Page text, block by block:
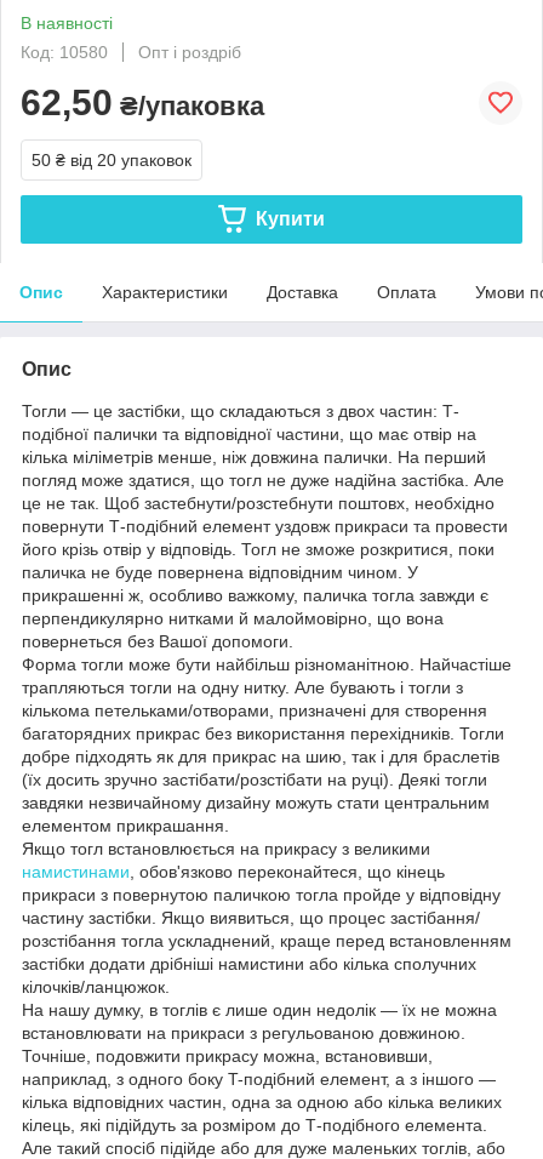
В наявності
Код: 10580
Опт і роздріб
62,50 ₴/упаковка
50 ₴ від 20 упаковок
Купити
Опис Характеристики Доставка Оплата Умови
Опис
Тогли — це застібки, що складаються з двох частин: Т-
подібної палички та відповідної частини, що має отвір на
кілька міліметрів менше, ніж довжина палички. На перший
погляд може здатися, що тогл не дуже надійна застібка. Але
це не так. Щоб застебнути/розстебнути поштовх, необхідно
повернути Т-подібний елемент уздовж прикраси та провести
його крізь отвір у відповідь. Тогл не зможе розкритися, поки
паличка не буде повернена відповідним чином. У
прикрашенні ж, особливо важкому, паличка тогла завжди є
перпендикулярно нитками й малоймовірно, що вона
повернеться без Вашої допомоги.
Форма тогли може бути найбільш різноманітною. Найчастіше
трапляються тогли на одну нитку. Але бувають і тогли з
кількома петельками/отворами, призначені для створення
багаторядних прикрас без використання перехідників. Тогли
добре підходять як для прикрас на шию, так і для браслетів
(їх досить зручно застібати/розстібати на руці). Деякі тогли
завдяки незвичайному дизайну можуть стати центральним
елементом прикрашання.
Якщо тогл встановлюється на прикрасу з великими
намистинами , обов'язково переконайтеся, що кінець
прикраси з повернутою паличкою тогла пройде у відповідну
частину застібки. Якщо виявиться, що процес застібання/
розстібання тогла ускладнений, краще перед встановленням
застібки додати дрібніші намистини або кілька сполучних
кілочків/ланцюжок.
На нашу думку, в тоглів є лише один недолік — їх не можна
встановлювати на прикраси з регульованою довжиною.
Точніше, подовжити прикрасу можна, встановивши,
наприклад, з одного боку T-подібний елемент, а з іншого —
кілька відповідних частин, одна за одною або кілька великих
кілець, які підійдуть за розміром до Т-подібного елемента.
Але такий спосіб підійде або для дуже маленьких тоглів, або